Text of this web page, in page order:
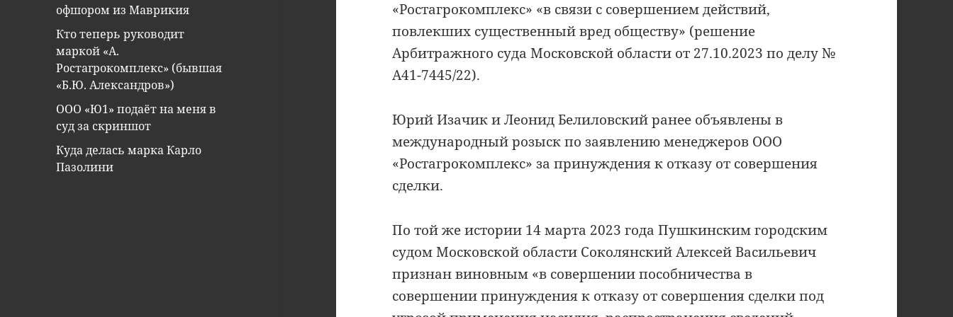
офшором из Маврикия
Кто теперь руководит
маркой «А.
Ростагрокомплекс» (бывшая
«Б.Ю. Александров»)
ООО «Ю1» подаёт на меня в
суд за скриншот
Куда делась марка Карло
Пазолини
«Ростагрокомплекс» «в связи с совершением действий,
повлекших существенный вред обществу» (решение
Арбитражного суда Московской области от 27.10.2023 по делу №
А41-7445/22).
Юрий Изачик и Леонид Белиловский ранее объявлены в
международный розыск по заявлению менеджеров ООО
«Ростагрокомплекс» за принуждения к отказу от совершения
сделки.
По той же истории 14 марта 2023 года Пушкинским городским
судом Московской области Соколянский Алексей Васильевич
признан виновным «в совершении пособничества в
совершении принуждения к отказу от совершения сделки под